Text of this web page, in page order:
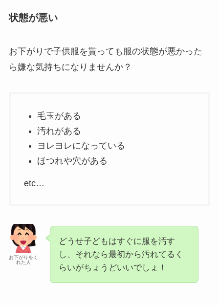
状態が悪い
お下がりで子供服を貰っても服の状態が悪かった
ら嫌な気持ちになりませんか？
毛玉がある
汚れがある
ヨレヨレになっている
ほつれや穴がある
etc…
お下がりをく
れた人
どうせ子どもはすぐに服を汚す
し、それなら最初から汚れてるく
らいがちょうどいいでしょ！